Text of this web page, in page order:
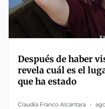
Después de haber
revela cuál es el
que ha estado
Claudia Franco Alcántara